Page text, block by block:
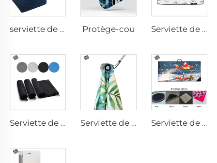
serviette de gym avec poche Protège-cou Serviette de golf imprimée
Serviette de golf en microfibres Serviette de golf magnétique Serviette de golf avec brosse